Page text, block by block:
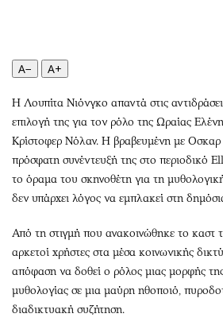
Παράξενα
Πολιτισμός
Σινεμά
Θέατρο-Χορός
Μουσική
Εικαστικά
Χειρόγραφα
A− A+
Η Λουπίτα Νιόνγκο απαντά στις
επιλογή της για τον ρόλο της Ωραίας
Κρίστοφερ Νόλαν. Η βραβευμένη με
πρόσφατη συνέντευξή της στο περιοδικό
το όραμα του σκηνοθέτη για τη μυθολογική
δεν υπάρχει λόγος να εμπλακεί στη
Από τη στιγμή που ανακοινώθηκε το καστ
αρκετοί χρήστες στα μέσα κοινωνικής
απόφαση να δοθεί ο ρόλος μιας μορφής
μυθολογίας σε μια μαύρη ηθοποιό,
διαδικτυακή συζήτηση.